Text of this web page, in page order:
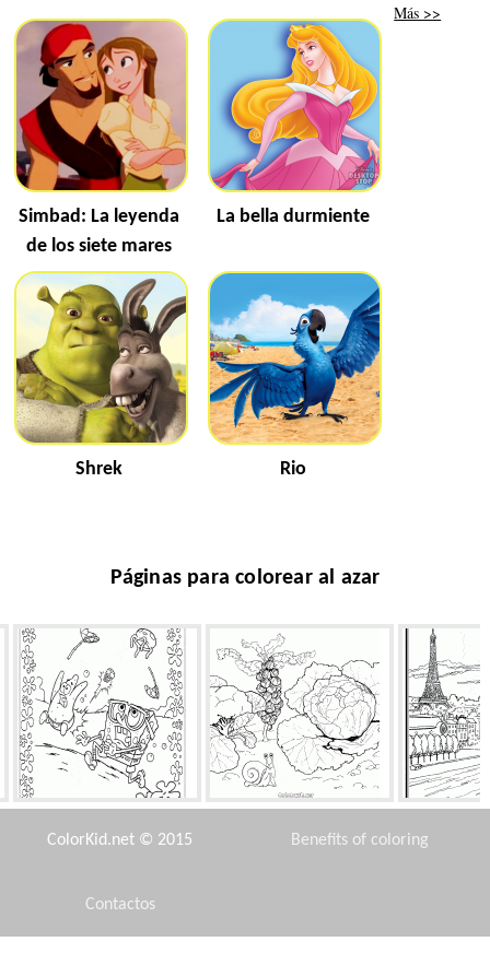
Simbad: La leyenda
de los siete mares
La bella durmiente
Shrek Rio
Más >>
Páginas para colorear al azar
Ataque de las medusas Repollo Remy
ColorKid.net © 2015 Benefits of coloring
Contactos